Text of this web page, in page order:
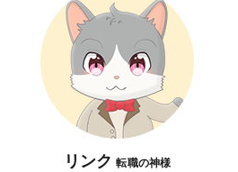
リンク転職の神様